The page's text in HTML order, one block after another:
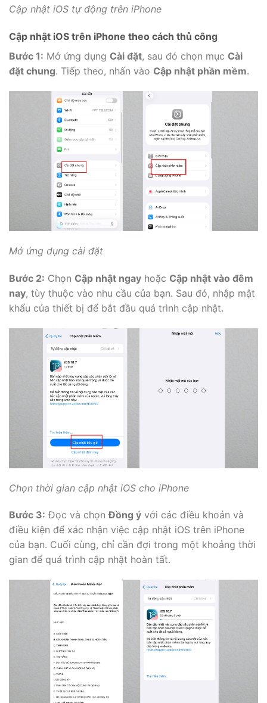
Cập nhật iOS tự động trên iPhone
Cập nhật iOS trên iPhone theo cách thủ công
Bước 1: Mở ứng dụng Cài đặt, sau đó chọn mục Cài
đặt chung. Tiếp theo, nhấn vào Cập nhật phần mềm.
Mở ứng dụng cài đặt
Bước 2: Chọn Cập nhật ngay hoặc Cập nhật vào đêm
nay, tùy thuộc vào nhu cầu của bạn. Sau đó, nhập mật
khẩu của thiết bị để bắt đầu quá trình cập nhật.
Chọn thời gian cập nhật iOS cho iPhone
Bước 3: Đọc và chọnĐồng ý với các điều khoản và
điều kiện để xác nhận việc cập nhật iOS trên iPhone
của bạn. Cuối cùng, chỉ cần đợi trong một khoảng thời
gian để quá trình cập nhật hoàn tất.